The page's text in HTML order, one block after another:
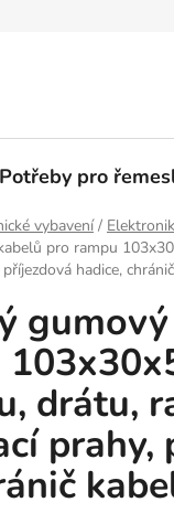
Potřeby pro
vybavení /
pro rampu
hadice,
drátu,
prahy,